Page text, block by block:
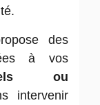
des
à vos
ou
intervenir